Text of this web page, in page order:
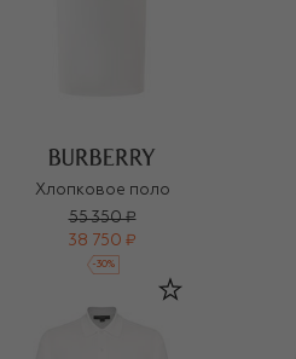
Хлопковое поло
55 350 ₽
38 750 ₽
-30%